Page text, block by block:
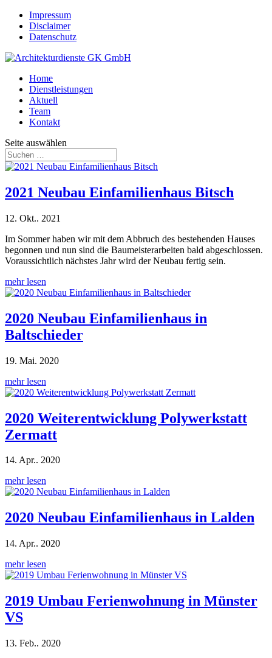
Impressum
Disclaimer
Datenschutz
Home
Dienstleistungen
Aktuell
Team
Kontakt
Seite auswählen
2021 Neubau Einfamilienhaus Bitsch
12. Okt.. 2021
Im Sommer haben wir mit dem Abbruch des bestehenden Hauses
begonnen und nun sind die Baumeisterarbeiten bald abgeschlossen.
Voraussichtlich nächstes Jahr wird der Neubau fertig sein.
mehr lesen
2020 Neubau Einfamilienhaus in
Baltschieder
19. Mai. 2020
mehr lesen
2020 Weiterentwicklung Polywerkstatt
Zermatt
14. Apr.. 2020
mehr lesen
2020 Neubau Einfamilienhaus in Lalden
14. Apr.. 2020
mehr lesen
2019 Umbau Ferienwohnung in Münster
VS
13. Feb.. 2020